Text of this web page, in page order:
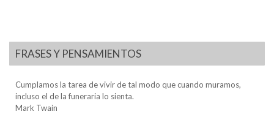
FRASES Y PENSAMIENTOS
Cumplamos la tarea de vivir de tal modo que cuando muramos,
incluso el de la funeraria lo sienta.
Mark Twain